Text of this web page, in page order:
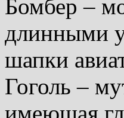
Бомбер –
длинными
шапки
Гоголь –
имеющая